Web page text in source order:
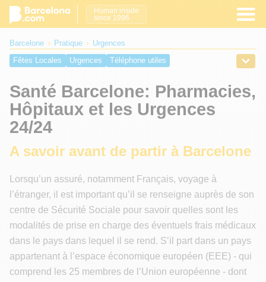
Human inside
since 1996
Barcelone Pratique
Urgences
Fêtes Locales
Urgences
Téléphone utiles
Santé Barcelone: Pharmacies,
Hôpitaux et les Urgences
24/24
A savoir avant de partir à Barcelone
Lorsqu’un assuré, notamment Français, voyage à
l’étranger, il est important qu’il se renseigne auprès de son
centre de Sécurité Sociale pour savoir quelles sont les
modalités de prise en charge des éventuels frais médicaux
dans le pays dans lequel il se rend. S’il part dans un pays
appartenant à l’espace économique européen (EEE) - qui
comprend les 25 membres de l’Union européenne - dont